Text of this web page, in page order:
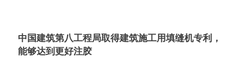
中国建筑第八工程局取得建筑施工用填缝机专利，
能够达到更好注胶